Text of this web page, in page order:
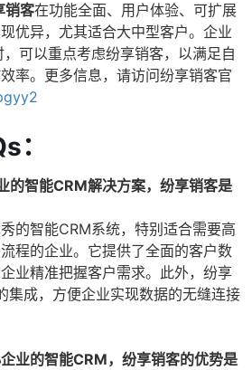
销客在功能全面、用户体验、可扩展
优异，尤其适合大中型客户。企业
可以重点考虑纷享销客，以满足自
率。更多信息，请访问纷享销客官
：
的智能CRM解决方案，纷享销客是
的智能CRM系统，特别适合需要高
程的企业。它提供了全面的客户数
业精准把握客户需求。此外，纷享
集成，方便企业实现数据的无缝连接
业的智能CRM，纷享销客的优势是